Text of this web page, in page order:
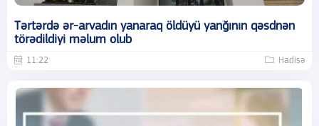
Tərtərdə ər-arvadın yanaraq öldüyü yanğının qəsdnən
törədildiyi məlum olub
11:22 Hadisə